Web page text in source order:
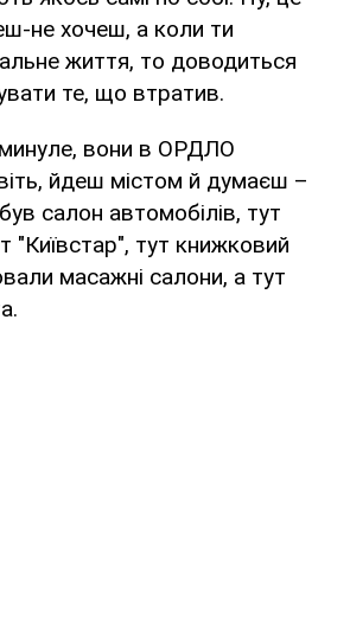
не хочеш, а коли ти
життя, то доводиться
те, що втратив.
вони в ОРДЛО
йдеш містом й думаєш –
салон автомобілів, тут
"Київстар", тут книжковий
масажні салони, а тут